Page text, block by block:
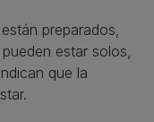
preparados,
estar solos,
que la